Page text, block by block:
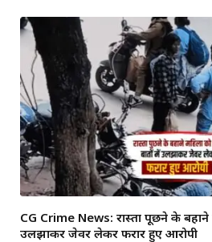
CG Crime News: रास्ता पूछने के बहाने
उलझाकर जेवर लेकर फरार हुए आरोपी